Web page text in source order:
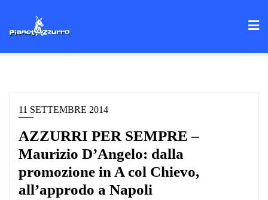
11 SETTEMBRE 2014
AZZURRI PER SEMPRE –
Maurizio D’Angelo: dalla
promozione in A col Chievo,
all’approdo a Napoli